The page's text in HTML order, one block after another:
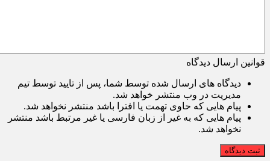
قوانین ارسال دیدگاه
دیدگاه های ارسال شده توسط شما، پس از تایید توسط تیم
مدیریت در وب منتشر خواهد شد.
پیام هایی که حاوی تهمت یا افترا باشد منتشر نخواهد شد.
پیام هایی که به غیر از زبان فارسی یا غیر مرتبط باشد منتشر
نخواهد شد.
ثبت دیدگاه